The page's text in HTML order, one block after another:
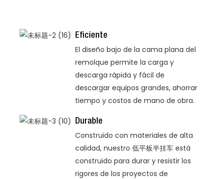
Eficiente
El diseño bajo de la cama plana del
remolque permite la carga y
descarga rápida y fácil de
descargar equipos grandes, ahorrar
tiempo y costos de mano de obra.
Durable
Construido con materiales de alta
calidad, nuestro 低平板半挂车 está
construido para durar y resistir los
rigores de los proyectos de